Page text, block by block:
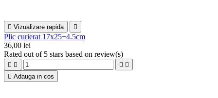
 Vizualizare rapida 
Plic curierat 17x25+4.5cm
36,00 lei
Rated out of 5 stars based on review(s)
   
 Adauga in cos